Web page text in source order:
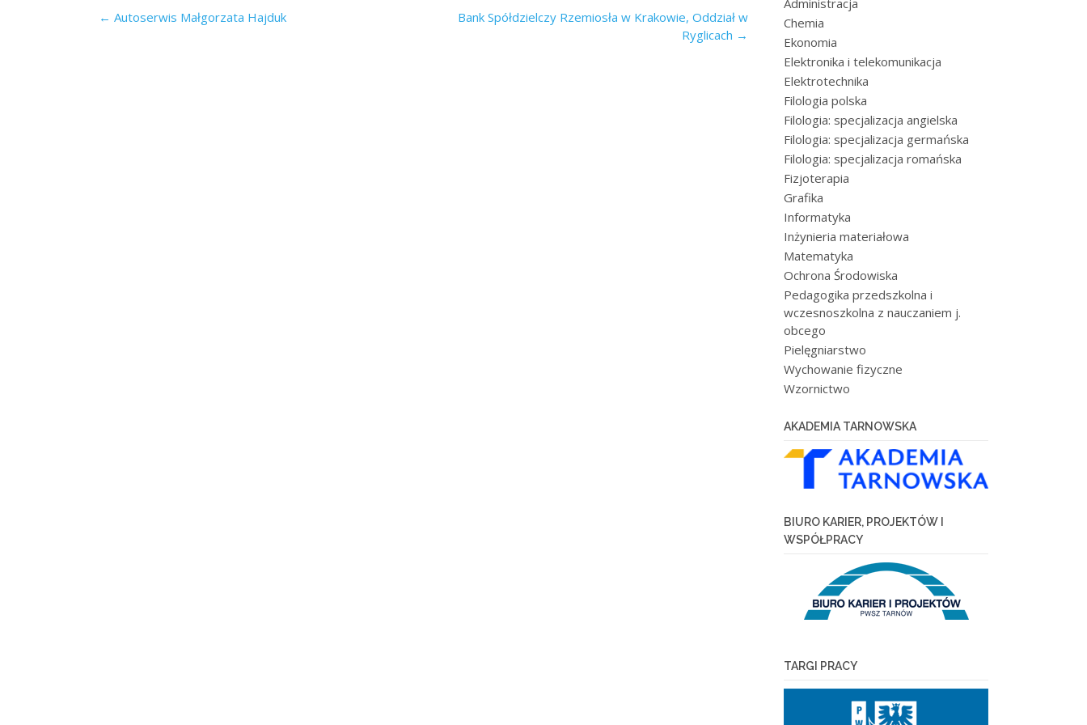
Post
← Autoserwis Małgorzata Hajduk
Bank Spółdzielczy Rzemiosła w Krakowie, Oddział w
Ryglicach →
Administracja
Chemia
Ekonomia
Elektronika i telekomunikacja
Elektrotechnika
Filologia polska
Filologia: specjalizacja angielska
Filologia: specjalizacja germańska
Filologia: specjalizacja romańska
Fizjoterapia
Grafika
Informatyka
Inżynieria materiałowa
Matematyka
Ochrona Środowiska
Pedagogika przedszkolna i
wczesnoszkolna z nauczaniem j.
obcego
Pielęgniarstwo
Wychowanie fizyczne
Wzornictwo
AKADEMIA TARNOWSKA
BIURO KARIER, PROJEKTÓW I
WSPÓŁPRACY
TARGI PRACY